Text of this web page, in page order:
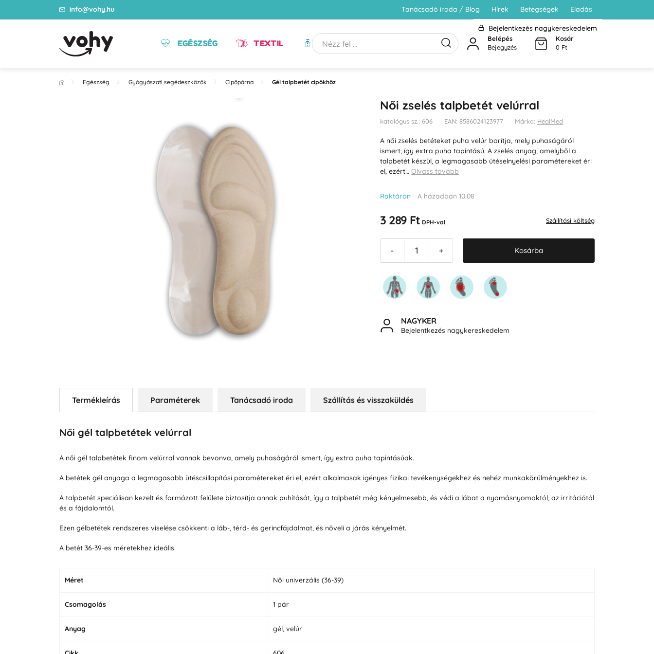
info@vohy.hu Tanácsadó iroda / Blog Hírek Betegségek Eladás
Bejelentkezés nagykereskedelem
EGÉSZSÉG TEXTIL HIGIÉNIA
Belépés
Bejegyzés
Kosár
0 Ft
Egészség Gyógyászati segédeszközök Cipőpárna Gél talpbetét cipőkhöz
Női zselés talpbetét velúrral
katalógus sz.: 606 EAN: 8586024123977 Márka: HealMed
A női zselés betéteket puha velúr borítja, mely puhaságáról
ismert, így extra puha tapintású. A zselés anyag, amelyből a
talpbetét készül, a legmagasabb ütéselnyelési paramétereket éri
el, ezért…Olvass tovább
Raktáron A házadban 10.08
3 289 Ft DPH-val Szállítási költség
- + Kosárba
NAGYKER
Bejelentkezés nagykereskedelem
Termékleírás Paraméterek Tanácsadó iroda Szállítás és visszaküldés
Női gél talpbetétek velúrral
A női gél talpbetétek finom velúrral vannak bevonva, amely puhaságáról ismert, így extra puha tapintásúak.
A betétek gél anyaga a legmagasabb ütéscsillapítási paramétereket éri el, ezért alkalmasak igényes fizikai tevékenységekhez és nehéz munkakörülményekhez is.
A talpbetét speciálisan kezelt és formázott felülete biztosítja annak puhítását, így a talpbetét még kényelmesebb, és védi a lábat a nyomásnyomoktól, az irritációtól
és a fájdalomtól.
Ezen gélbetétek rendszeres viselése csökkenti a láb-, térd- és gerincfájdalmat, és növeli a járás kényelmét.
A betét 36-39-es méretekhez ideális.
Méret Női univerzális (36-39)
Csomagolás 1 pár
Anyag gél, velúr